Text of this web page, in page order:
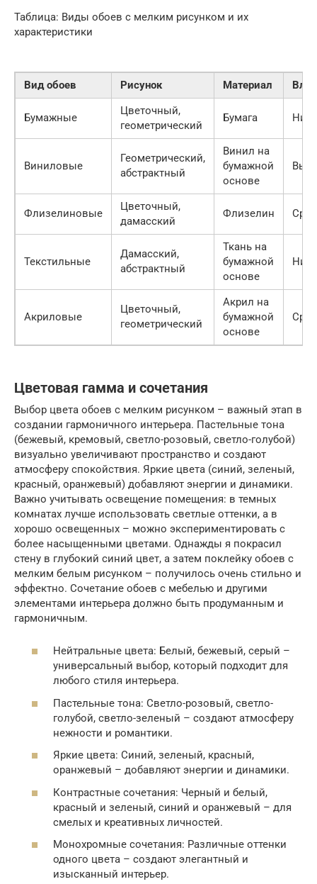
Таблица: Виды обоев с мелким рисунком и их
характеристики
Вид обоев Рисунок Материал
Бумажные
Цветочный,
геометрический
Бумага
Виниловые
Геометрический,
абстрактный
Винил на
бумажной
основе
Флизелиновые
Цветочный,
дамасский
Флизелин
Текстильные
Дамасский,
абстрактный
Ткань на
бумажной
основе
Акриловые
Цветочный,
геометрический
Акрил на
бумажной
основе
Цветовая гамма и сочетания
Выбор цвета обоев с мелким рисунком – важный этап в
создании гармоничного интерьера. Пастельные тона
(бежевый, кремовый, светло-розовый, светло-голубой)
визуально увеличивают пространство и создают
атмосферу спокойствия. Яркие цвета (синий, зеленый,
красный, оранжевый) добавляют энергии и динамики.
Важно учитывать освещение помещения: в темных
комнатах лучше использовать светлые оттенки, а в
хорошо освещенных – можно экспериментировать с
более насыщенными цветами. Однажды я покрасил
стену в глубокий синий цвет, а затем поклейку обоев с
мелким белым рисунком – получилось очень стильно и
эффектно. Сочетание обоев с мебелью и другими
элементами интерьера должно быть продуманным и
гармоничным.
Нейтральные цвета: Белый, бежевый, серый –
универсальный выбор, который подходит для
любого стиля интерьера.
Пастельные тона: Светло-розовый, светло-
голубой, светло-зеленый – создают атмосферу
нежности и романтики.
Яркие цвета: Синий, зеленый, красный,
оранжевый – добавляют энергии и динамики.
Контрастные сочетания: Черный и белый,
красный и зеленый, синий и оранжевый – для
смелых и креативных личностей.
Монохромные сочетания: Различные оттенки
одного цвета – создают элегантный и
изысканный интерьер.